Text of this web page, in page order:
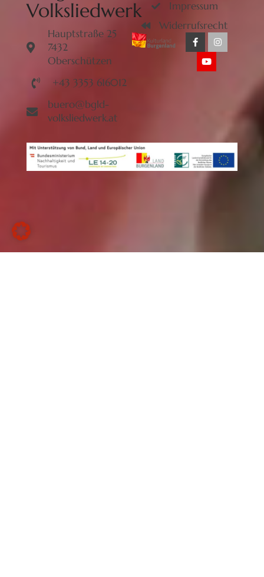
Volksliedwerk
Hauptstraße 25
7432
Oberschützen
+43 3353 616012
buero@bgld-
volksliedwerk.at
Impressum
Widerrufsrecht